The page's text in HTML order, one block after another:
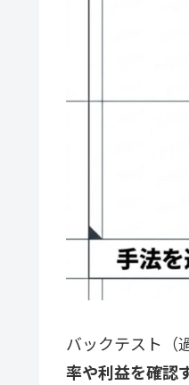
バックテスト（
率や利益を確認